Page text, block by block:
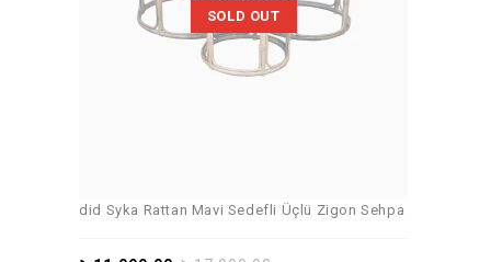
SOLD OUT
did Syka Rattan Mavi Sedefli Üçlü Zigon Sehpa